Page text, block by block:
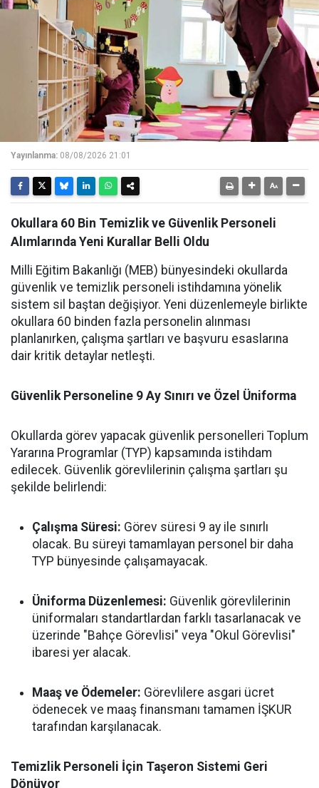
Yayınlanma: 08/08/2026 21:01
Okullara 60 Bin Temizlik ve Güvenlik Personeli
Alımlarında Yeni Kurallar Belli Oldu
Milli Eğitim Bakanlığı (MEB) bünyesindeki okullarda
güvenlik ve temizlik personeli istihdamına yönelik
sistem sil baştan değişiyor. Yeni düzenlemeyle birlikte
okullara 60 binden fazla personelin alınması
planlanırken, çalışma şartları ve başvuru esaslarına
dair kritik detaylar netleşti.
Güvenlik Personeline 9 Ay Sınırı ve Özel Üniforma
Okullarda görev yapacak güvenlik personelleri Toplum
Yararına Programlar (TYP) kapsamında istihdam
edilecek. Güvenlik görevlilerinin çalışma şartları şu
şekilde belirlendi:
Çalışma Süresi: Görev süresi 9 ay ile sınırlı
olacak. Bu süreyi tamamlayan personel bir daha
TYP bünyesinde çalışamayacak.
Üniforma Düzenlemesi: Güvenlik görevlilerinin
üniformaları standartlardan farklı tasarlanacak ve
üzerinde "Bahçe Görevlisi" veya "Okul Görevlisi"
ibaresi yer alacak.
Maaş ve Ödemeler: Görevlilere asgari ücret
ödenecek ve maaş finansmanı tamamen İŞKUR
tarafından karşılanacak.
Temizlik Personeli İçin Taşeron Sistemi Geri
Dönüyor